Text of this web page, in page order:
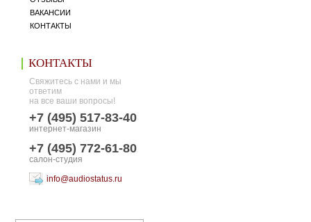
ВАКАНСИИ
КОНТАКТЫ
КОНТАКТЫ
Свяжитесь с нами и мы
ответим
на все ваши вопросы!
+7 (495) 517-83-40
интернет-магазин
+7 (495) 772-61-80
салон-студия
info@audiostatus.ru